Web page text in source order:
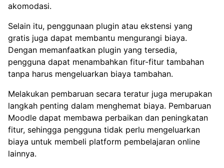
akomodasi.
Selain itu, penggunaan plugin atau ekstensi yang
gratis juga dapat membantu mengurangi biaya.
Dengan memanfaatkan plugin yang tersedia,
pengguna dapat menambahkan fitur-fitur tambahan
tanpa harus mengeluarkan biaya tambahan.
Melakukan pembaruan secara teratur juga merupakan
langkah penting dalam menghemat biaya. Pembaruan
Moodle dapat membawa perbaikan dan peningkatan
fitur, sehingga pengguna tidak perlu mengeluarkan
biaya untuk membeli platform pembelajaran online
lainnya.